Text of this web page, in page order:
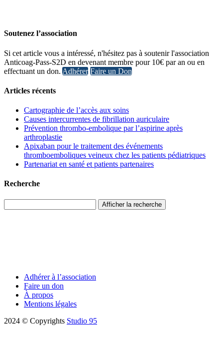
Soutenez l’association
Si cet article vous a intéressé, n'hésitez pas à soutenir l'association
Anticoag-Pass-S2D en devenant membre pour 10€ par an ou en
effectuant un don. Adhérer Faire un Don
Articles récents
Cartographie de l’accès aux soins
Causes intercurrentes de fibrillation auriculaire
Prévention thrombo-embolique par l’aspirine après
arthroplastie
Apixaban pour le traitement des événements
thromboemboliques veineux chez les patients pédiatriques
Partenariat en santé et patients partenaires
Recherche
Afficher la recherche
Adhérer à l’association
Faire un don
À propos
Mentions légales
2024 © Copyrights Studio 95